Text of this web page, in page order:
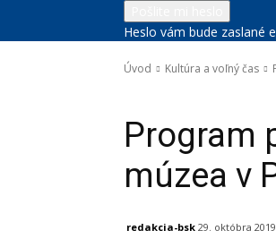
Heslo vám bude zaslané
Úvod Kultúra a voľný čas
Program
múzea v
redakcia-bsk 29. októbra 2019